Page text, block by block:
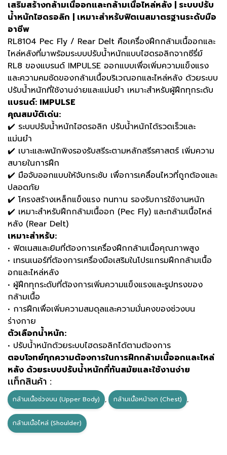
เสริมสร้างกล้ามเนื้ออกและกล้ามเนื้อไหล่หลัง | ระบบปรับ
น้ำหนักไฮดรอลิก | เหมาะสำหรับฟิตเนสมาตรฐานระดับมือ
อาชีพ
RL8104 Pec Fly / Rear Delt คือเครื่องฝึกกล้ามเนื้ออกและ
ไหล่หลังที่มาพร้อมระบบปรับน้ำหนักแบบไฮดรอลิกจากซีรี่ย์
RL8 ของแบรนด์ IMPULSE ออกแบบเพื่อเพิ่มความแข็งแรง
และความคมชัดของกล้ามเนื้อบริเวณอกและไหล่หลัง ด้วยระบบ
ปรับน้ำหนักที่ใช้งานง่ายและแม่นยำ เหมาะสำหรับผู้ฝึกทุกระดับ
แบรนด์: IMPULSE
คุณสมบัติเด่น:
✔️ ระบบปรับน้ำหนักไฮดรอลิก ปรับน้ำหนักได้รวดเร็วและ
แม่นยำ
✔️ เบาะและพนักพิงรองรับสรีระตามหลักสรีรศาสตร์ เพิ่มความ
สบายในการฝึก
✔️ มือจับออกแบบให้จับกระชับ เพื่อการเคลื่อนไหวที่ถูกต้องและ
ปลอดภัย
✔️ โครงสร้างเหล็กแข็งแรง ทนทาน รองรับการใช้งานหนัก
✔️ เหมาะสำหรับฝึกกล้ามเนื้ออก (Pec Fly) และกล้ามเนื้อไหล่
หลัง (Rear Delt)
เหมาะสำหรับ:
• ฟิตเนสและยิมที่ต้องการเครื่องฝึกกล้ามเนื้อคุณภาพสูง
• เทรนเนอร์ที่ต้องการเครื่องมือเสริมในโปรแกรมฝึกกล้ามเนื้อ
อกและไหล่หลัง
• ผู้ฝึกทุกระดับที่ต้องการเพิ่มความแข็งแรงและรูปทรงของ
กล้ามเนื้อ
• การฝึกเพื่อเพิ่มความสมดุลและความมั่นคงของช่วงบน
ร่างกาย
ตัวเลือกน้ำหนัก:
• ปรับน้ำหนักด้วยระบบไฮดรอลิกได้ตามต้องการ
ตอบโจทย์ทุกความต้องการในการฝึกกล้ามเนื้ออกและไหล่
หลัง ด้วยระบบปรับน้ำหนักที่ทันสมัยและใช้งานง่าย
เเท็กสินค้า :
กล้ามเนื้อช่วงบน (Upper Body) , กล้ามเนื้อหน้าอก (Chest) ,
กล้ามเนื้อไหล่ (Shoulder)